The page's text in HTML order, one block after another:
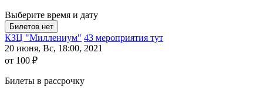
Выберите время и дату
КЗЦ "Миллениум" 43 мероприятия тут
20 июня, Вс, 18:00, 2021
от 100 ₽
Билеты в рассрочку